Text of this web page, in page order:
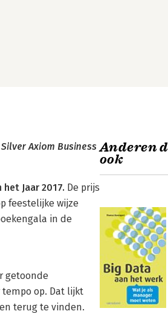
Silver Axiom Business
Jaar 2017. De prijs
feestelijke wijze
in de
getoonde
op. Dat lijkt
terug te vinden.
Anderen
ook